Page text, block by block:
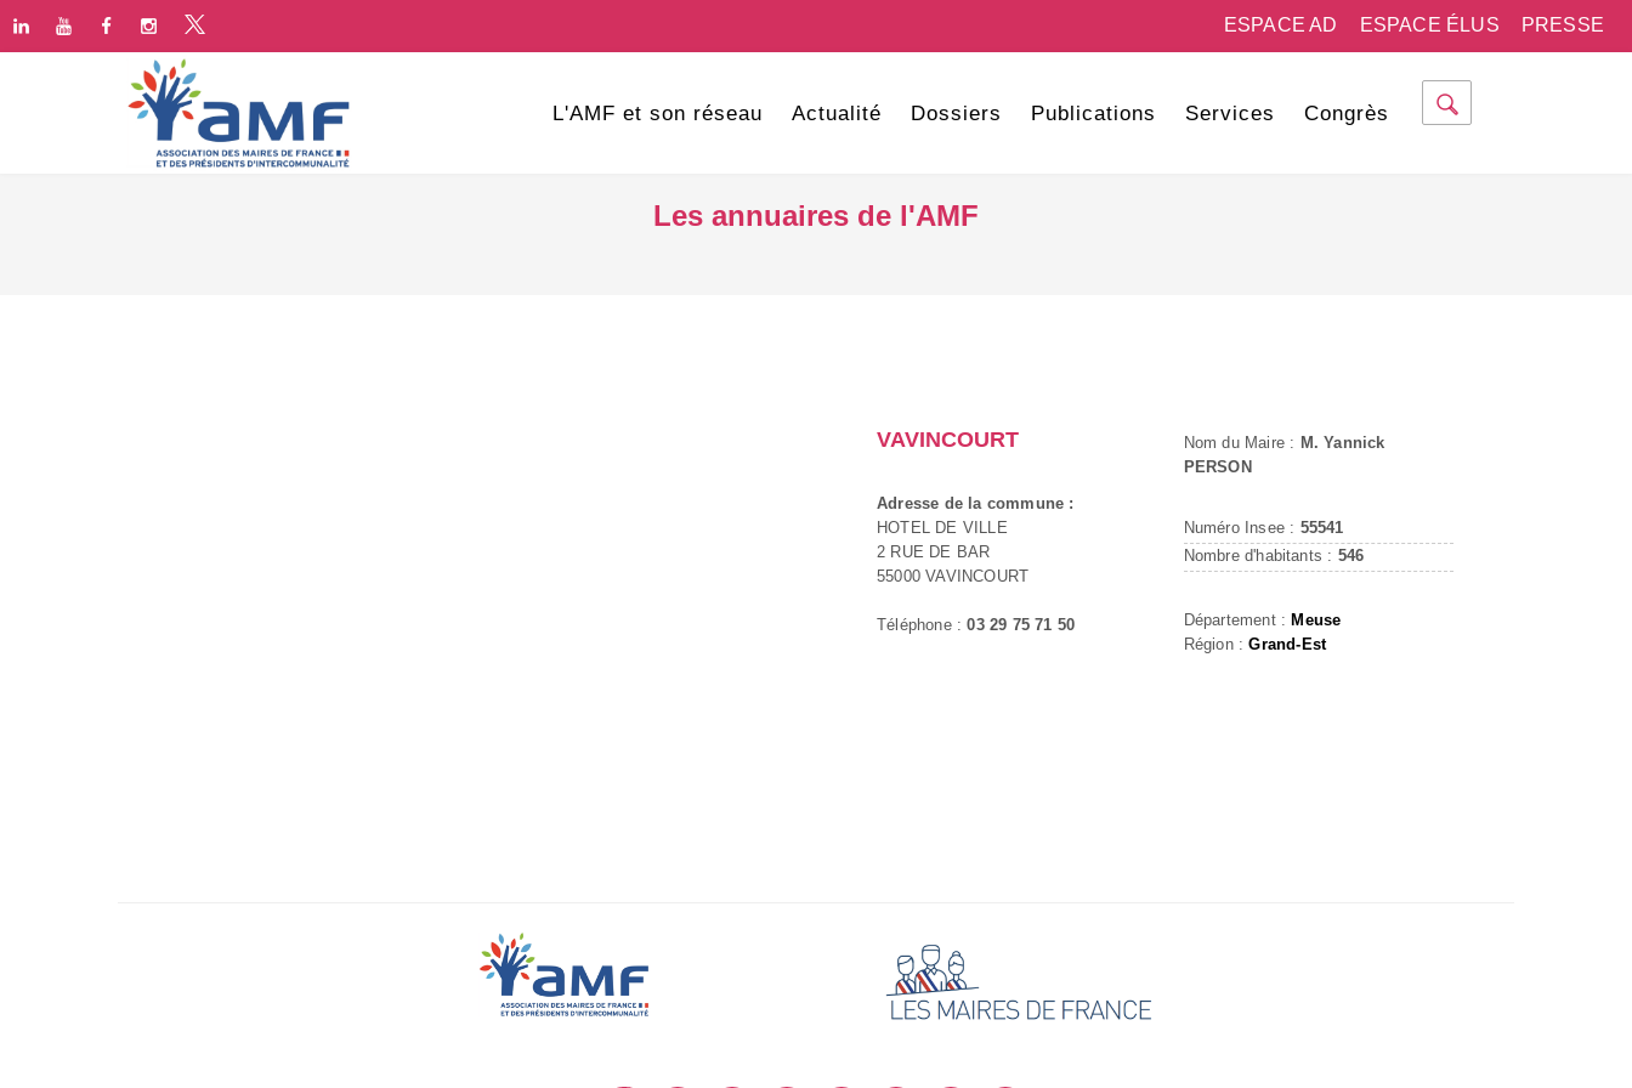
PRESSE
ESPACE ÉLUS
ESPACE AD
L'AMF et son réseau Actualité Dossiers Publications Services Congrès
Les annuaires de l'AMF
VAVINCOURT
Adresse de la commune :
HOTEL DE VILLE
2 RUE DE BAR
55000 VAVINCOURT
Téléphone :03 29 75 71 50
Nom du Maire : M. Yannick
PERSON
Numéro Insee : 55541
Nombre d'habitants : 546
Département : Meuse
Région :Grand-Est